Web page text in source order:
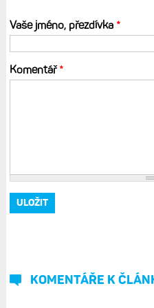
Vaše jméno, přezdívka *
Komentář*
KOMENTÁŘE K